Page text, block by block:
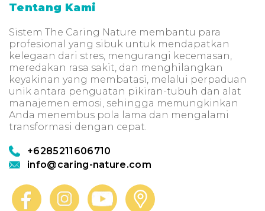
Tentang Kami
Sistem The Caring Nature membantu para
profesional yang sibuk untuk mendapatkan
kelegaan dari stres, mengurangi kecemasan,
meredakan rasa sakit, dan menghilangkan
keyakinan yang membatasi, melalui perpaduan
unik antara penguatan pikiran-tubuh dan alat
manajemen emosi, sehingga memungkinkan
Anda menembus pola lama dan mengalami
transformasi dengan cepat.
+6285211606710
info@caring-nature.com